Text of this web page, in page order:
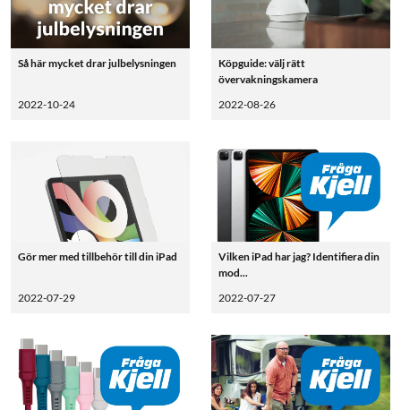
Så här mycket drar julbelysningen
2022-10-24
Köpguide: välj rätt
övervakningskamera
2022-08-26
Gör mer med tillbehör till din iPad
2022-07-29
Vilken iPad har jag? Identifiera din
mod...
2022-07-27